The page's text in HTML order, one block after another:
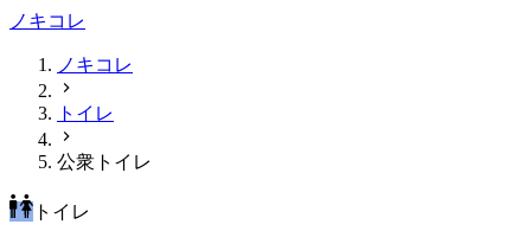
ノキコレ
ノキコレ
トイレ
公衆トイレ
トイレ